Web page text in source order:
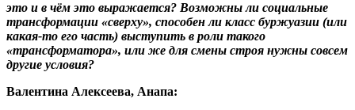
это и в чём это выражается? Возможны ли социальные
трансформации «сверху», способен ли класс буржуазии (или
какая-то его часть) выступить в роли такого
«трансформатора», или же для смены строя нужны совсем
другие условия?
Валентина Алексеева, Анапа: